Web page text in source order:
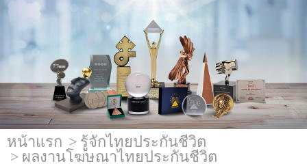
บริการลูกค้า
บริการตัวแทน
รู้จักไทยประกันชีวิต
นักลงทุนสัมพันธ์
เพื่อสังคมไทย
หน้าแรก
รู้จักไทยประกันชีวิต
ผลงานโฆษณาไทยประกันชีวิต